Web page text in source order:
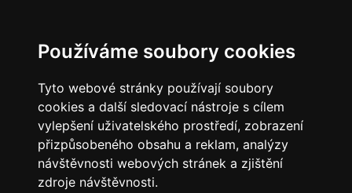
Používáme soubory cookies
Tyto webové stránky používají soubory
cookies a další sledovací nástroje s cílem
vylepšení uživatelského prostředí, zobrazení
přizpůsobeného obsahu a reklam, analýzy
návštěvnosti webových stránek a zjištění
zdroje návštěvnosti.